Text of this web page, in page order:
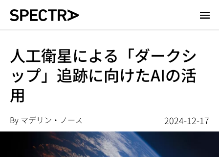
人工衛星による「ダークシ
ップ」追跡に向けたAIの活
用
By マデリン・ノース 2024-12-17